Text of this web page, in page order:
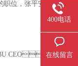
职位，张平安被任命
CEO，王军为
400电话
在线留言